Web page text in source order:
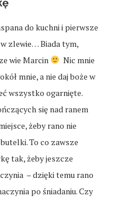
do kuchni i pierwsze
zlewie… Biada tym,
wie Marcin
Nic mnie
mnie, a nie daj boże w
wszystko ogarnięte.
się nad ranem
żeby rano nie
To co zawsze
tak, żeby jeszcze
– dzięki temu rano
po śniadaniu. Czy